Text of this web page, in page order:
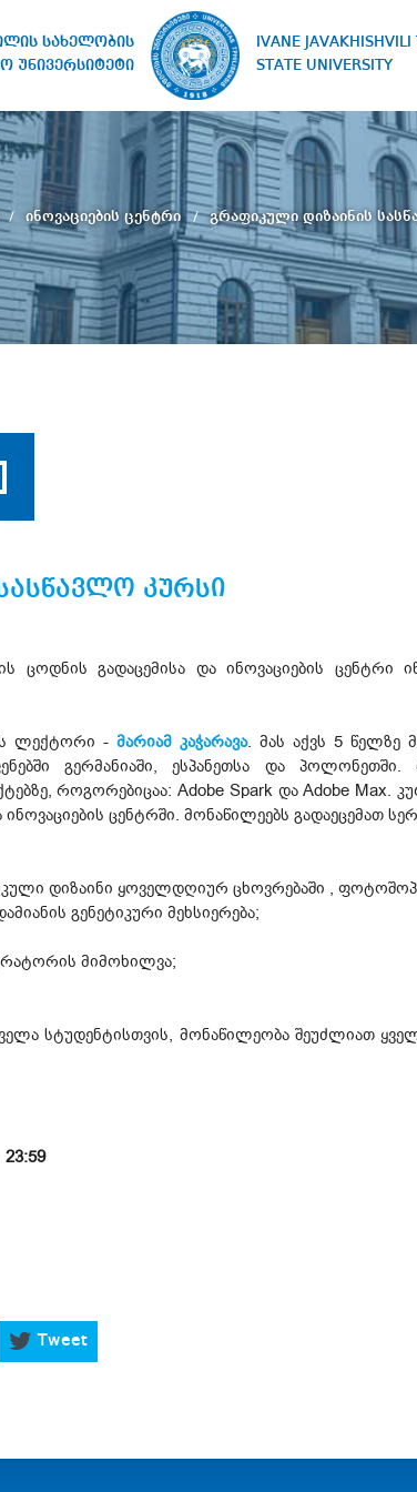
სახელობის
უნივერსიტეტი
IVANE JAVAKHISHVILI
STATE UNIVERSITY
ინოვაციების ცენტრი გრაფიკული დიზაინის
კურსი
ცოდნის გადაცემისა და ინოვაციების ცენტრი
ლექტორი - მარიამ კაჭარავა. მას აქვს 5 წელზე
გერმანიაში, ესპანეთსა და პოლონეთში.
როგორებიცაა: Adobe Spark და Adobe Max.
ცენტრში. მონაწილეებს გადაეცემათ
დიზაინი ყოველდღიურ ცხოვრებაში ,
გენეტიკური მეხსიერება;
მიმოხილვა;
სტუდენტისთვის, მონაწილეობა შეუძლიათ
23:59
Tweet